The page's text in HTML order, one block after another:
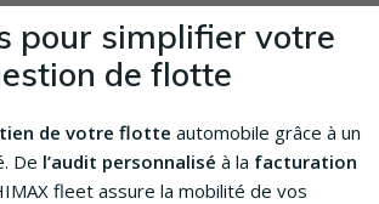
pour simplifier votre
de flotte
de votre flotte automobile grâce à un
De l’audit personnalisé à la facturation
fleet assure la mobilité de vos